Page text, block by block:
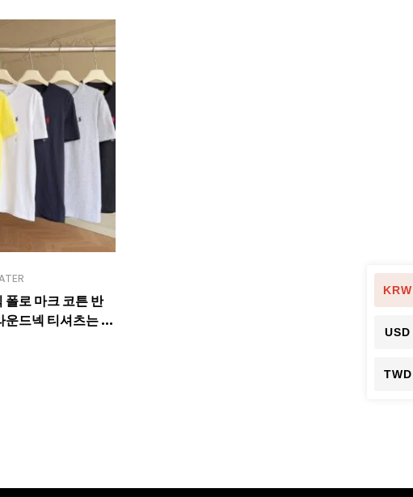
로 마크 코튼 반
운드넥 티셔츠는 부
사용했습니다.
KRW
USD
TWD